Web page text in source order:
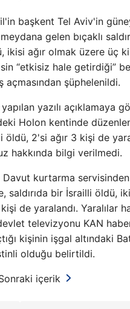
başkent Tel Aviv'in
gelen bıçaklı
ikisi ağır olmak üzere üç
“etkisiz hale getirdiği”
açmasından şüphelenildi.
yazılı açıklamaya
Holon kentinde
öldü, 2'si ağır 3 kişi de
hakkında bilgi verilmedi.
Davut kurtarma
saldırıda bir İsrailli öldü,
de yaralandı. Yaralılar
televizyonu KAN
kişinin işgal altındaki
olduğu belirtildi.
içerik